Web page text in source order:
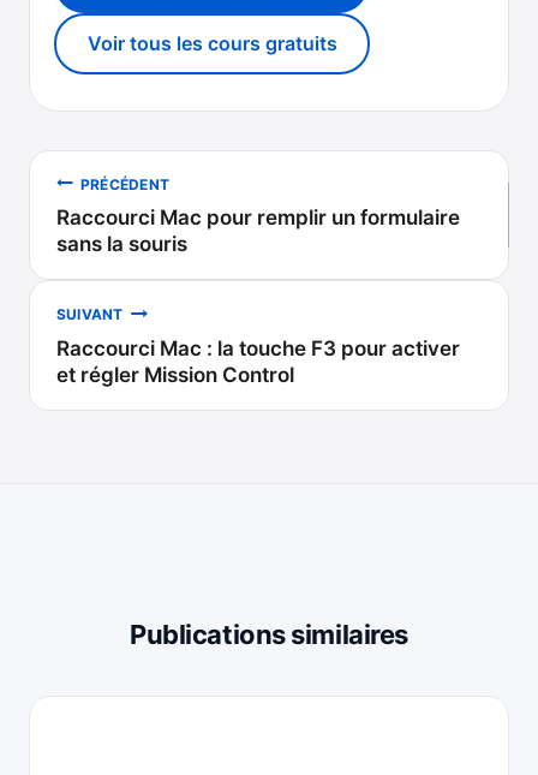
Voir tous les cours gratuits
Navigation
de
l’article
PRÉCÉDENT
Raccourci Mac pour remplir un formulaire
sans la souris
SUIVANT
Raccourci Mac : la touche F3 pour activer
et régler Mission Control
Publications similaires